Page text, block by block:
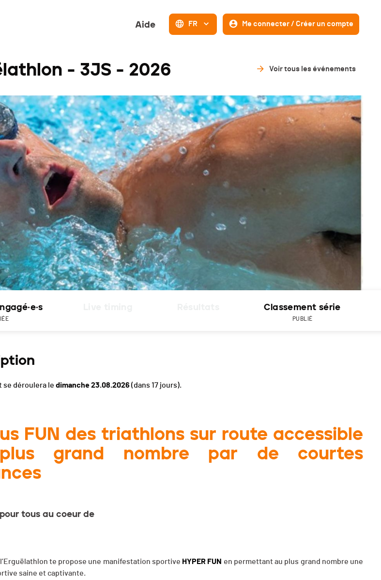
Aide FR Me connecter / Créer un compte
- 3JS - 2026 Voir tous les événements
Classement série
PUBLIÉ
se déroulera le dimanche 23.08.2026 (dans 17 jours).
FUN des triathlons sur route accessible
grand nombre par de courtes
tous au coeur de
te propose une manifestation sportive HYPER FUN en permettant au plus grand nombre une
saine et captivante.